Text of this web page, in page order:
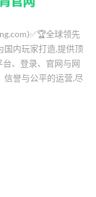
全球领先
国内玩家打造,提供顶
、登录、官网与网
信誉与公平的运营,尽